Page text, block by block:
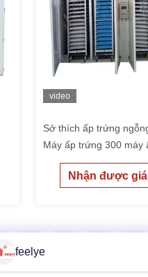
video
Sở thích ấp trứng
Máy ấp trứng 300 máy
Nhận được
16
feelye